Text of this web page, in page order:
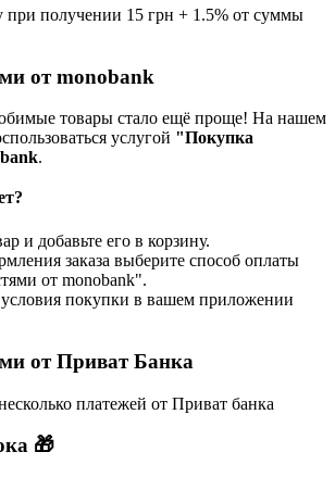
при получении 15 грн + 1.5% от суммы
от monobank
товары стало ещё проще! На нашем
услугой "Покупка
.
и добавьте его в корзину.
заказа выберите способ оплаты
от monobank".
покупки в вашем приложении
от Приват Банка
платежей от Приват банка
🎁